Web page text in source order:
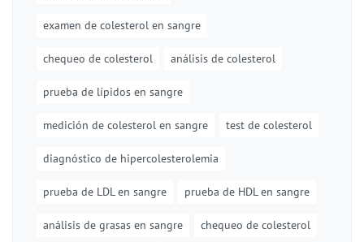
examen de colesterol en sangre
chequeo de colesterol análisis de colesterol
prueba de lípidos en sangre
medición de colesterol en sangre test de colesterol
diagnóstico de hipercolesterolemia
prueba de LDL en sangre prueba de HDL en sangre
análisis de grasas en sangre chequeo de colesterol